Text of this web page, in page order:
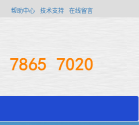
帮助中心 技术支持 在线留言